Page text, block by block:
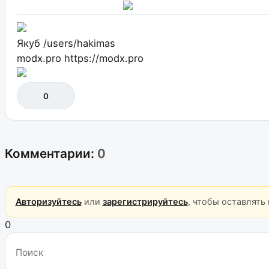
Якуб /users/hakimas
modx.pro https://modx.pro
0
Комментарии: 0
Авторизуйтесьили зарегистрируйтесь, чтобы
0